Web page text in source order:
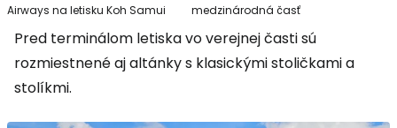
Airways na letisku Koh Samui
medzinárodná časť
Pred terminálom letiska vo verejnej časti sú
rozmiestnené aj altánky s klasickými stoličkami a
stolíkmi.